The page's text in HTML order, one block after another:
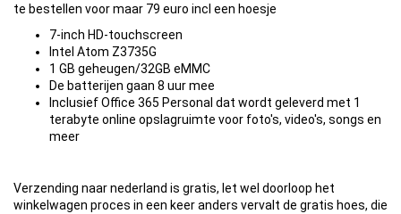
te bestellen voor maar 79 euro incl een hoesje
7-inch HD-touchscreen
Intel Atom Z3735G
1 GB geheugen/32GB eMMC
De batterijen gaan 8 uur mee
Inclusief Office 365 Personal dat wordt geleverd met 1
terabyte online opslagruimte voor foto's, video's, songs en
meer
Verzending naar nederland is gratis, let wel doorloop het
winkelwagen proces in een keer anders vervalt de gratis hoes, die